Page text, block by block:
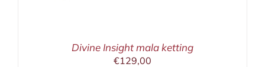
Divine Insight mala ketting
€129,00